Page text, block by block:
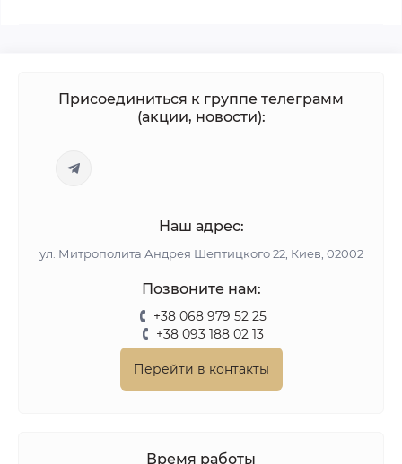
Присоединиться к группе телеграмм
(акции, новости):
Наш адрес:
ул. Митрополита Андрея Шептицкого 22, Киев, 02002
Позвоните нам:
+38 068 979 52 25
+38 093 188 02 13
Перейти в контакты
Время работы